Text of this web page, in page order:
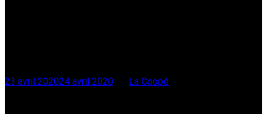
23 avril 202024 avril 2020
La Coopé